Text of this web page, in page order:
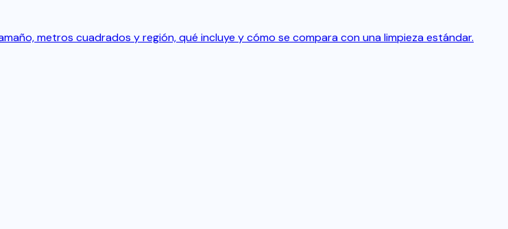
metros cuadrados y región, qué incluye y cómo se compara con una limpieza estándar.